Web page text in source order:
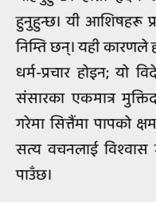
हुनुहुन्छ। यी आशिषहरू
निम्ति छन्। यही कारणले
धर्म-प्रचार होइन; यो
संसारका एकमात्र
गरेमा सित्तैंमा पापको
सत्य वचनलाई
पाउँछ।